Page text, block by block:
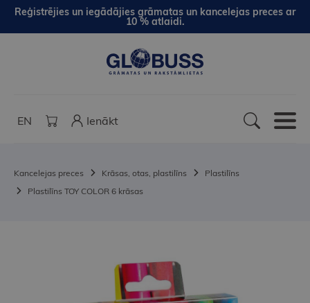
Reģistrējies un iegādājies grāmatas un kancelejas preces ar
10 % atlaidi.
EN Ienākt
Kancelejas preces Krāsas, otas, plastilīns
Plastilīns
Plastilīns TOY COLOR 6 krāsas